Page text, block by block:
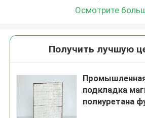
Осмотрите
Получить лучшую
подкладка
полиуретана